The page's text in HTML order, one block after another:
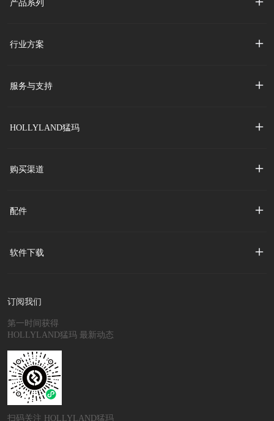
产品系列
行业方案
服务与支持
HOLLYLAND猛玛
购买渠道
配件
软件下载
订阅我们
第一时间获得
HOLLYLAND猛玛 最新动态
扫码关注 HOLLYLAND猛玛